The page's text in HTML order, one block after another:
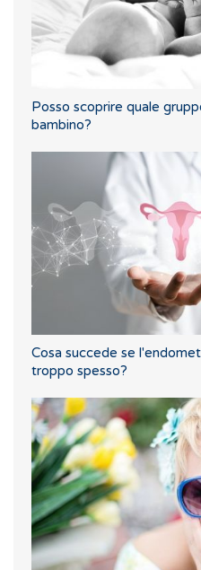
Posso scoprire quale
bambino?
Cosa succede se
troppo spesso?